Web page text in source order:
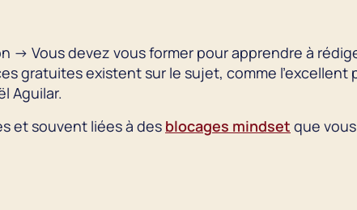
→ Vous devez vous former pour apprendre à
gratuites existent sur le sujet, comme l’excellent
Aguilar.
et souvent liées à des blocages mindset que